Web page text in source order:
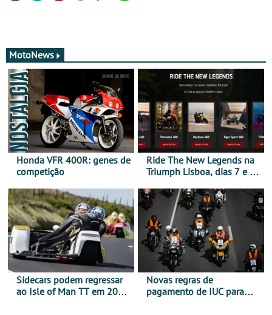
MotoNews
Honda VFR 400R: genes de
competição
Ride The New Legends na
Triumph Lisboa, dias 7 e 8
Sidecars podem regressar
ao Isle of Man TT em 2027
Novas regras de
pagamento de IUC para